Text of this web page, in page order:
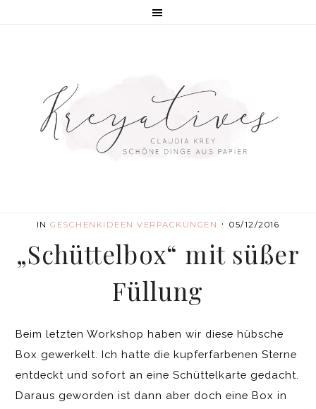
INGESCHENKIDEEN VERPACKUNGEN ·05/12/2016
„Schüttelbox“ mit süßer
Füllung
Beim letzten Workshop haben wir diese hübsche
Box gewerkelt. Ich hatte die kupferfarbenen Sterne
entdeckt und sofort an eine Schüttelkarte gedacht.
Daraus geworden ist dann aber doch eine Box in